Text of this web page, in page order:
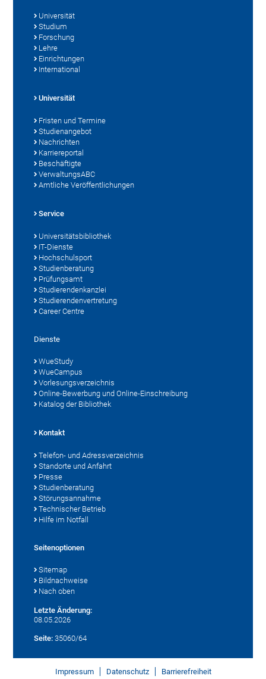
Universität
Studium
Forschung
Lehre
Einrichtungen
International
Universität
Fristen und Termine
Studienangebot
Nachrichten
Karriereportal
Beschäftigte
VerwaltungsABC
Amtliche Veröffentlichungen
Service
Universitätsbibliothek
IT-Dienste
Hochschulsport
Studienberatung
Prüfungsamt
Studierendenkanzlei
Studierendenvertretung
Career Centre
Dienste
WueStudy
WueCampus
Vorlesungsverzeichnis
Online-Bewerbung und Online-Einschreibung
Katalog der Bibliothek
Kontakt
Telefon- und Adressverzeichnis
Standorte und Anfahrt
Presse
Studienberatung
Störungsannahme
Technischer Betrieb
Hilfe im Notfall
Seitenoptionen
Sitemap
Bildnachweise
Nach oben
Letzte Änderung:
08.05.2026
Seite: 35060/64
Impressum Datenschutz Barrierefreiheit